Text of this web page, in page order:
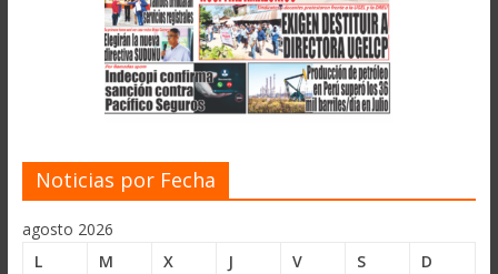
Noticias por Fecha
agosto 2026
L
M X J V S
D